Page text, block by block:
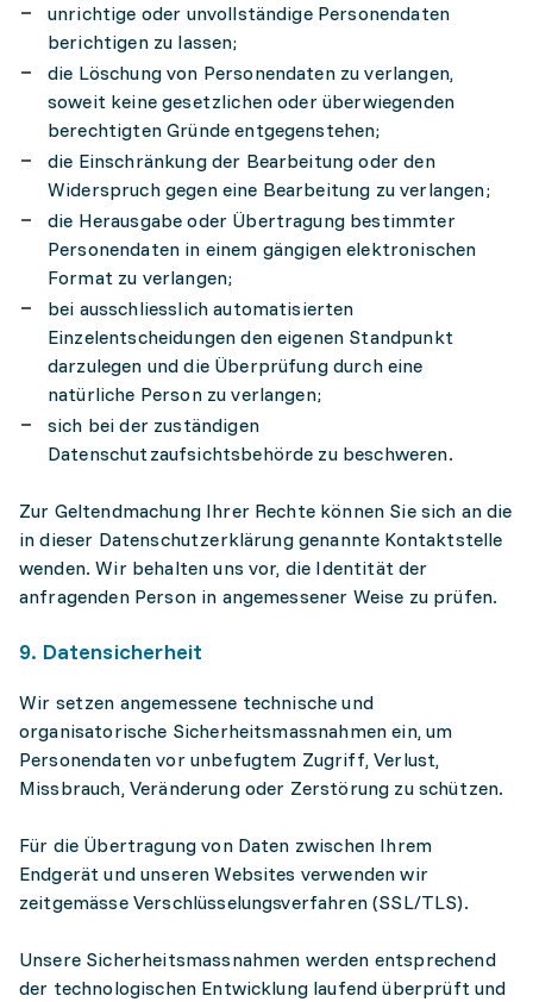
unrichtige oder unvollständige Personendaten
berichtigen zu lassen;
die Löschung von Personendaten zu verlangen,
soweit keine gesetzlichen oder überwiegenden
berechtigten Gründe entgegenstehen;
die Einschränkung der Bearbeitung oder den
Widerspruch gegen eine Bearbeitung zu verlangen;
die Herausgabe oder Übertragung bestimmter
Personendaten in einem gängigen elektronischen
Format zu verlangen;
bei ausschliesslich automatisierten
Einzelentscheidungen den eigenen Standpunkt
darzulegen und die Überprüfung durch eine
natürliche Person zu verlangen;
sich bei der zuständigen
Datenschutzaufsichtsbehörde zu beschweren.
Zur Geltendmachung Ihrer Rechte können Sie sich an die
in dieser Datenschutzerklärung genannte Kontaktstelle
wenden. Wir behalten uns vor, die Identität der
anfragenden Person in angemessener Weise zu prüfen.
9. Datensicherheit
Wir setzen angemessene technische und
organisatorische Sicherheitsmassnahmen ein, um
Personendaten vor unbefugtem Zugriff, Verlust,
Missbrauch, Veränderung oder Zerstörung zu schützen.
Für die Übertragung von Daten zwischen Ihrem
Endgerät und unseren Websites verwenden wir
zeitgemässe Verschlüsselungsverfahren (SSL/TLS).
Unsere Sicherheitsmassnahmen werden entsprechend
der technologischen Entwicklung laufend überprüft und